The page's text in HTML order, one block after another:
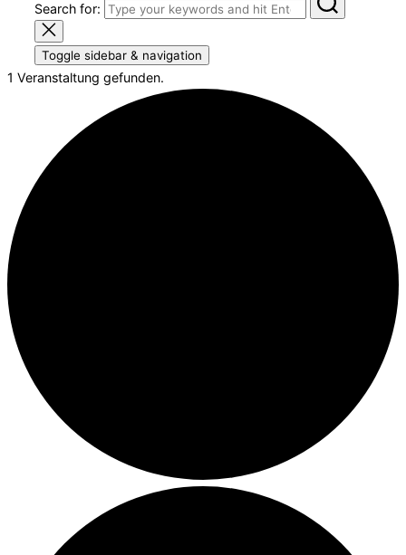
Search for:
Toggle sidebar & navigation
1 Veranstaltung gefunden.